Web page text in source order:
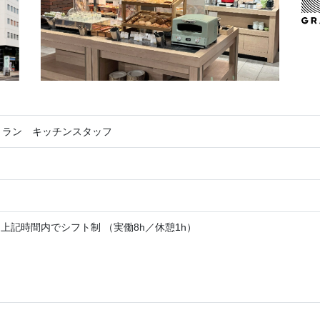
ラン キッチンスタッフ
記時間内でシフト制 （実働8h／休憩1h）